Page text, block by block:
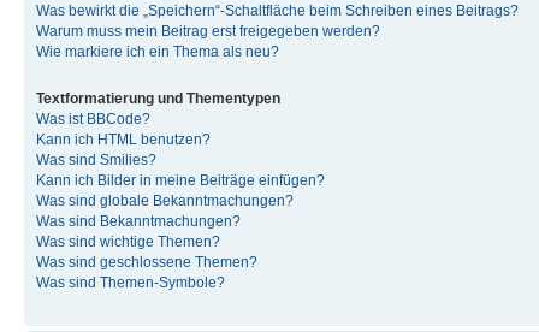
Was bewirkt die „Speichern“-Schaltfläche beim Schreiben eines Beitrags?
Warum muss mein Beitrag erst freigegeben werden?
Wie markiere ich ein Thema als neu?
Textformatierung und Thementypen
Was ist BBCode?
Kann ich HTML benutzen?
Was sind Smilies?
Kann ich Bilder in meine Beiträge einfügen?
Was sind globale Bekanntmachungen?
Was sind Bekanntmachungen?
Was sind wichtige Themen?
Was sind geschlossene Themen?
Was sind Themen-Symbole?